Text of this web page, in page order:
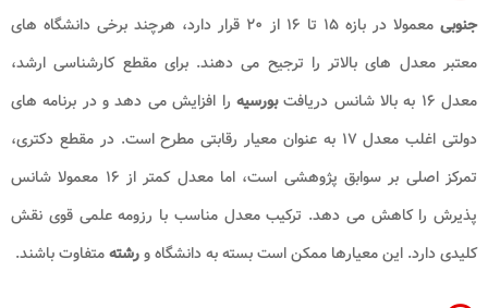
جنوبی
معمولا در بازه ۱۵ تا ۱۶ از ۲۰ قرار دارد، هرچند برخی دانشگاه های
معتبر معدل های بالاتر را ترجیح می دهند. برای مقطع کارشناسی ارشد،
معدل ۱۶ به بالا شانس دریافت
بورسیه را افزایش می دهد و در برنامه های
دولتی اغلب معدل ۱۷ به عنوان معیار رقابتی مطرح است. در مقطع دکتری،
تمرکز اصلی بر سوابق پژوهشی است، اما معدل کمتر از ۱۶ معمولا شانس
پذیرش را کاهش می دهد. ترکیب معدل مناسب با رزومه علمی قوی نقش
کلیدی دارد. این معیارها ممکن است بسته به دانشگاه ورشتهمتفاوت باشند.